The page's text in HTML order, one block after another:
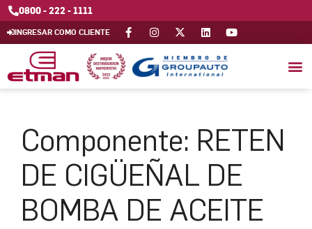
0800 - 222 - 1111
INGRESAR COMO CLIENTE
Componente: RETEN
DE CIGÜEÑAL DE
BOMBA DE ACEITE